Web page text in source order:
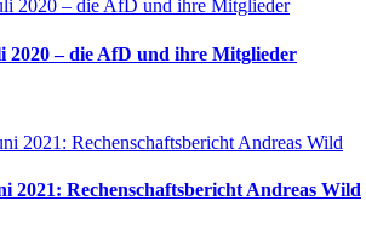
– die AfD und ihre Mitglieder
2021: Rechenschaftsbericht Andreas Wild